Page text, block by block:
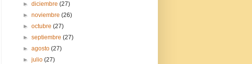
►diciembre(27)
►noviembre(26)
►octubre(27)
►septiembre(27)
►agosto(27)
►julio(27)